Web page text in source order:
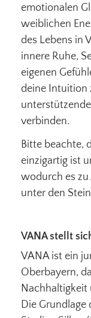
emotionalen
weiblichen
des Lebens in
innere Ruhe,
eigenen
deine Intuition
verbinden.
Bitte beachte,
einzigartig ist
wodurch es
unter den
VANA stellt
VANA ist ein
Oberbayern,
Nachhaltigkeit
Die